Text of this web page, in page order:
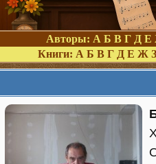
Авторы: А Б В Г Д Е
Книги: А Б В Г Д Е Ж З